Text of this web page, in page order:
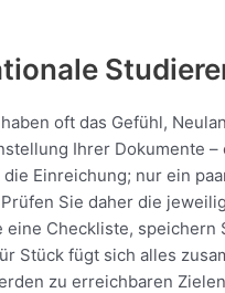
oft das Gefühl,
Ihrer Dokumente
Einreichung; nur ein
Sie daher die
Checkliste, speichern
Stück fügt sich alles
zu erreichbaren